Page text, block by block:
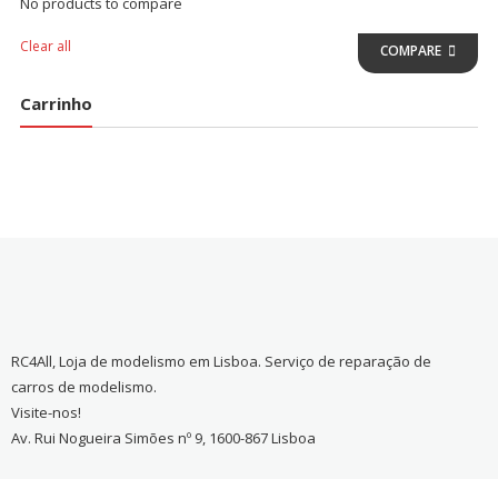
Clear all COMPARE
Carrinho
RC4All, Loja de modelismo em Lisboa. Serviço de reparação de
carros de modelismo.
Visite-nos!
Av. Rui Nogueira Simões nº 9, 1600-867 Lisboa